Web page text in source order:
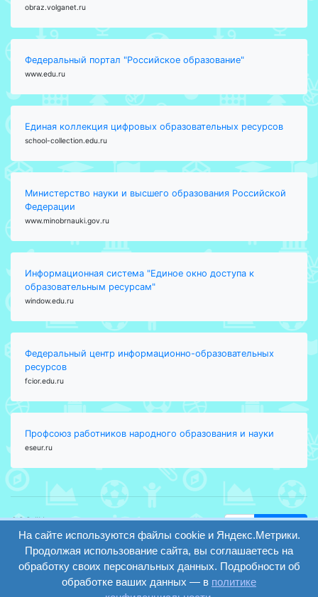
obraz.volganet.ru
Федеральный портал "Российское образование"
www.edu.ru
Единая коллекция цифровых образовательных ресурсов
school-collection.edu.ru
Министерство науки и высшего образования Российской
Федерации
www.minobrnauki.gov.ru
Информационная система "Единое окно доступа к
образовательным ресурсам"
window.edu.ru
Федеральный центр информационно-образовательных
ресурсов
fcior.edu.ru
Профсоюз работников народного образования и науки
eseur.ru
ООО "Центр
образования и
консалтинга"
Волгоград 2008-
2026
вход
регистрация
Найти
Версия
сайта для
слабовидящих
На сайте используются файлы cookie и Яндекс.Метрики.
Продолжая использование сайта, вы соглашаетесь на
обработку своих персональных данных. Подробности об
обработке ваших данных — в политике